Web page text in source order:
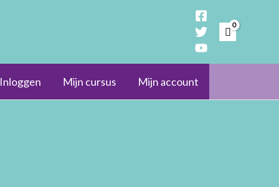
Inloggen Mijn cursus Mijn account